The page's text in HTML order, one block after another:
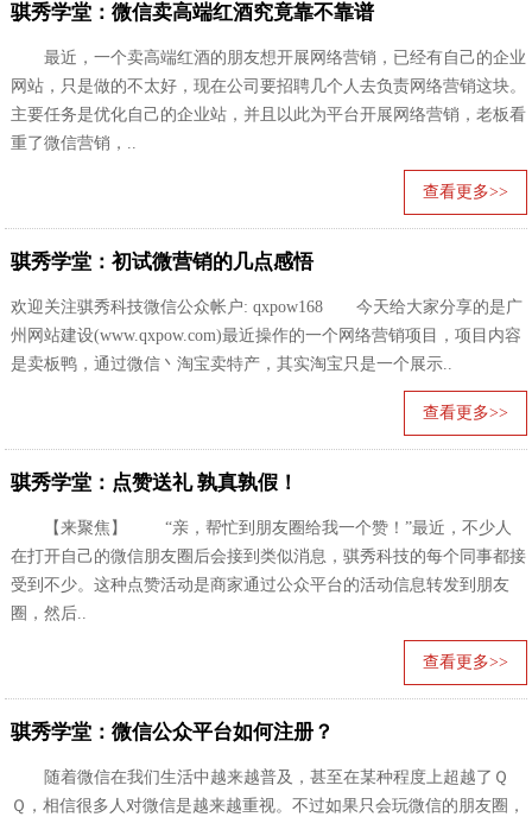
骐秀学堂：微信卖高端红酒究竟靠不靠谱
最近，一个卖高端红酒的朋友想开展网络营销，已经有自己的企业
网站，只是做的不太好，现在公司要招聘几个人去负责网络营销这块。
主要任务是优化自己的企业站，并且以此为平台开展网络营销，老板看
重了微信营销，..
查看更多>>
骐秀学堂：初试微营销的几点感悟
欢迎关注骐秀科技微信公众帐户: qxpow168 今天给大家分享的是广
州网站建设(www.qxpow.com)最近操作的一个网络营销项目，项目内容
是卖板鸭，通过微信丶淘宝卖特产，其实淘宝只是一个展示..
查看更多>>
骐秀学堂：点赞送礼 孰真孰假！
【来聚焦】 “亲，帮忙到朋友圈给我一个赞！”最近，不少人
在打开自己的微信朋友圈后会接到类似消息，骐秀科技的每个同事都接
受到不少。这种点赞活动是商家通过公众平台的活动信息转发到朋友
圈，然后..
查看更多>>
骐秀学堂：微信公众平台如何注册？
随着微信在我们生活中越来越普及，甚至在某种程度上超越了Ｑ
Ｑ，相信很多人对微信是越来越重视。不过如果只会玩微信的朋友圈，